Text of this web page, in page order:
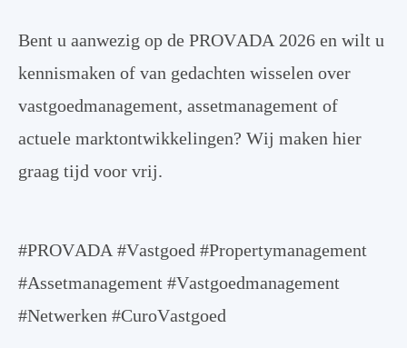
Bent u aanwezig op de PROVADA 2026 en wilt u
kennismaken of van gedachten wisselen over
vastgoedmanagement, assetmanagement of
actuele marktontwikkelingen? Wij maken hier
graag tijd voor vrij.
#PROVADA #Vastgoed #Propertymanagement
#Assetmanagement #Vastgoedmanagement
#Netwerken #CuroVastgoed